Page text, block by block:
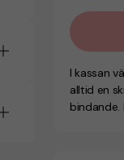
I kassan
alltid en
bindande.